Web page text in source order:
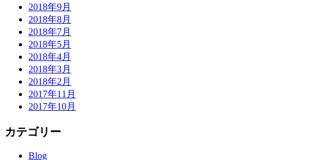
2018年9月
2018年8月
2018年7月
2018年5月
2018年4月
2018年3月
2018年2月
2017年11月
2017年10月
カテゴリー
Blog